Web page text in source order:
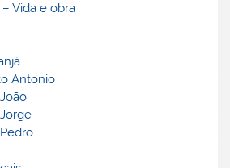
Vida e obra
Antonio